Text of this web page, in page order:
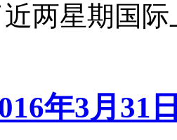
两星期国
年3月31